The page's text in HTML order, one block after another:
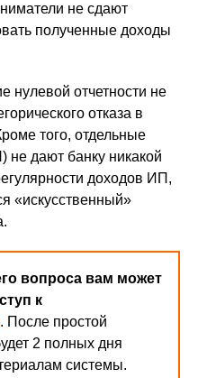
не сдают
полученные доходы
нулевой отчетности не
отказа в
того, отдельные
дают банку никакой
доходов ИП,
«искусственный»
вопроса вам может
к
. После простой
2 полных дня
системы.